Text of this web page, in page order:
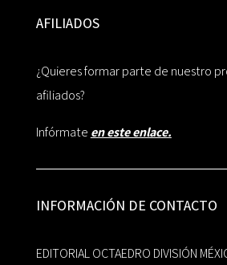
AFILIADOS
¿Quieres formar parte de nuestro
afiliados?
Infórmate en este enlace.
INFORMACIÓN DE CONTACTO
EDITORIAL OCTAEDRO DIVISIÓN